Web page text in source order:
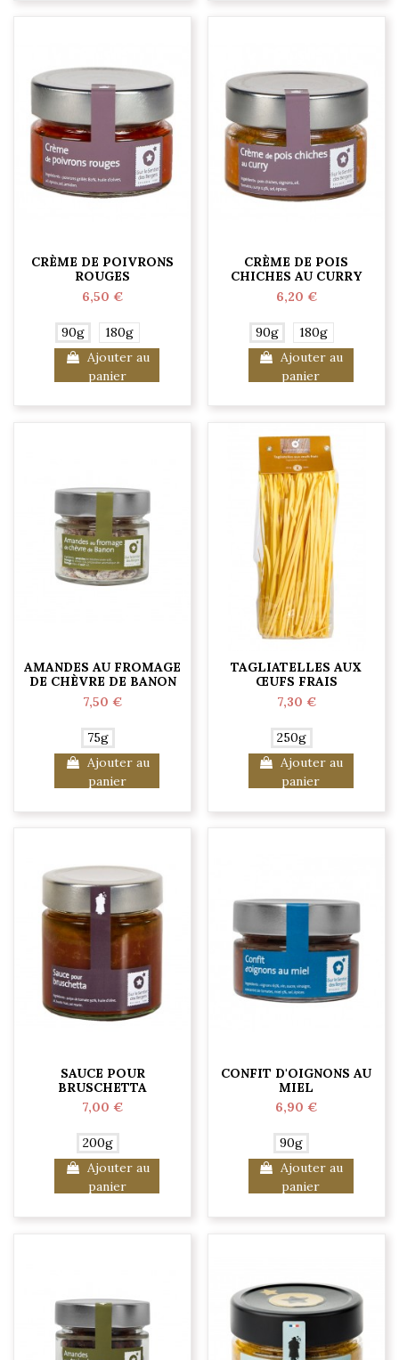
CRÈME DE POIVRONS
ROUGES
6,50 €
90g
180g
Ajouter au
panier
CRÈME DE POIS
CHICHES AU CURRY
6,20 €
90g
180g
Ajouter au
panier
AMANDES AU FROMAGE
DE CHÈVRE DE BANON
7,50 €
75g
Ajouter au
panier
TAGLIATELLES AUX
ŒUFS FRAIS
7,30 €
250g
Ajouter au
panier
SAUCE POUR
BRUSCHETTA
7,00 €
200g
Ajouter au
panier
CONFIT D'OIGNONS AU
MIEL
6,90 €
90g
Ajouter au
panier